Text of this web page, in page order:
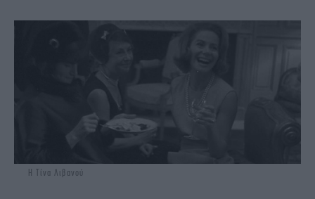
Η Τίνα Λιβανού